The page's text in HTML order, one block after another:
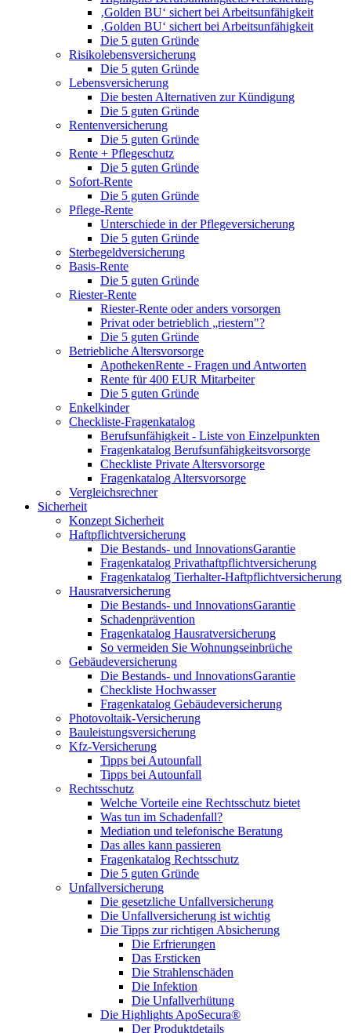
‚Golden BU‘ sichert bei Arbeitsunfähigkeit
‚Golden BU‘ sichert bei Arbeitsunfähigkeit
Die 5 guten Gründe
Risikolebensversicherung
Die 5 guten Gründe
Lebensversicherung
Die besten Alternativen zur Kündigung
Die 5 guten Gründe
Rentenversicherung
Die 5 guten Gründe
Rente + Pflegeschutz
Die 5 guten Gründe
Sofort-Rente
Die 5 guten Gründe
Pflege-Rente
Unterschiede in der Pflegeversicherung
Die 5 guten Gründe
Sterbegeldversicherung
Basis-Rente
Die 5 guten Gründe
Riester-Rente
Riester-Rente oder anders vorsorgen
Privat oder betrieblich „riestern"?
Die 5 guten Gründe
Betriebliche Altersvorsorge
ApothekenRente - Fragen und Antworten
Rente für 400 EUR Mitarbeiter
Die 5 guten Gründe
Enkelkinder
Checkliste-Fragenkatalog
Berufsunfähigkeit - Liste von Einzelpunkten
Fragenkatalog Berufsunfähigkeitsvorsorge
Checkliste Private Altersvorsorge
Fragenkatalog Altersvorsorge
Vergleichsrechner
Sicherheit
Konzept Sicherheit
Haftpflichtversicherung
Die Bestands- und InnovationsGarantie
Fragenkatalog Privathaftpflichtversicherung
Fragenkatalog Tierhalter-Haftpflichtversicherung
Hausratversicherung
Die Bestands- und InnovationsGarantie
Schadenprävention
Fragenkatalog Hausratversicherung
So vermeiden Sie Wohnungseinbrüche
Gebäudeversicherung
Die Bestands- und InnovationsGarantie
Checkliste Hochwasser
Fragenkatalog Gebäudeversicherung
Photovoltaik-Versicherung
Bauleistungsversicherung
Kfz-Versicherung
Tipps bei Autounfall
Tipps bei Autounfall
Rechtsschutz
Welche Vorteile eine Rechtsschutz bietet
Was tun im Schadenfall?
Mediation und telefonische Beratung
Das alles kann passieren
Fragenkatalog Rechtsschutz
Die 5 guten Gründe
Unfallversicherung
Die gesetzliche Unfallversicherung
Die Unfallversicherung ist wichtig
Die Tipps zur richtigen Absicherung
Die Erfrierungen
Das Ersticken
Die Strahlenschäden
Die Infektion
Die Unfallverhütung
Die Highlights ApoSecura®
Der Produktdetails